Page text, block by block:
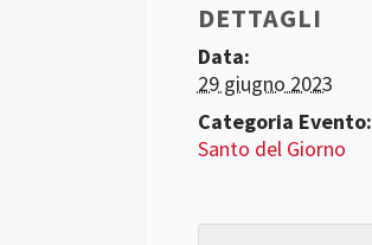
DETTAGLI
Data:
29 giugno 2023
Categoria Evento:
Santo del Giorno